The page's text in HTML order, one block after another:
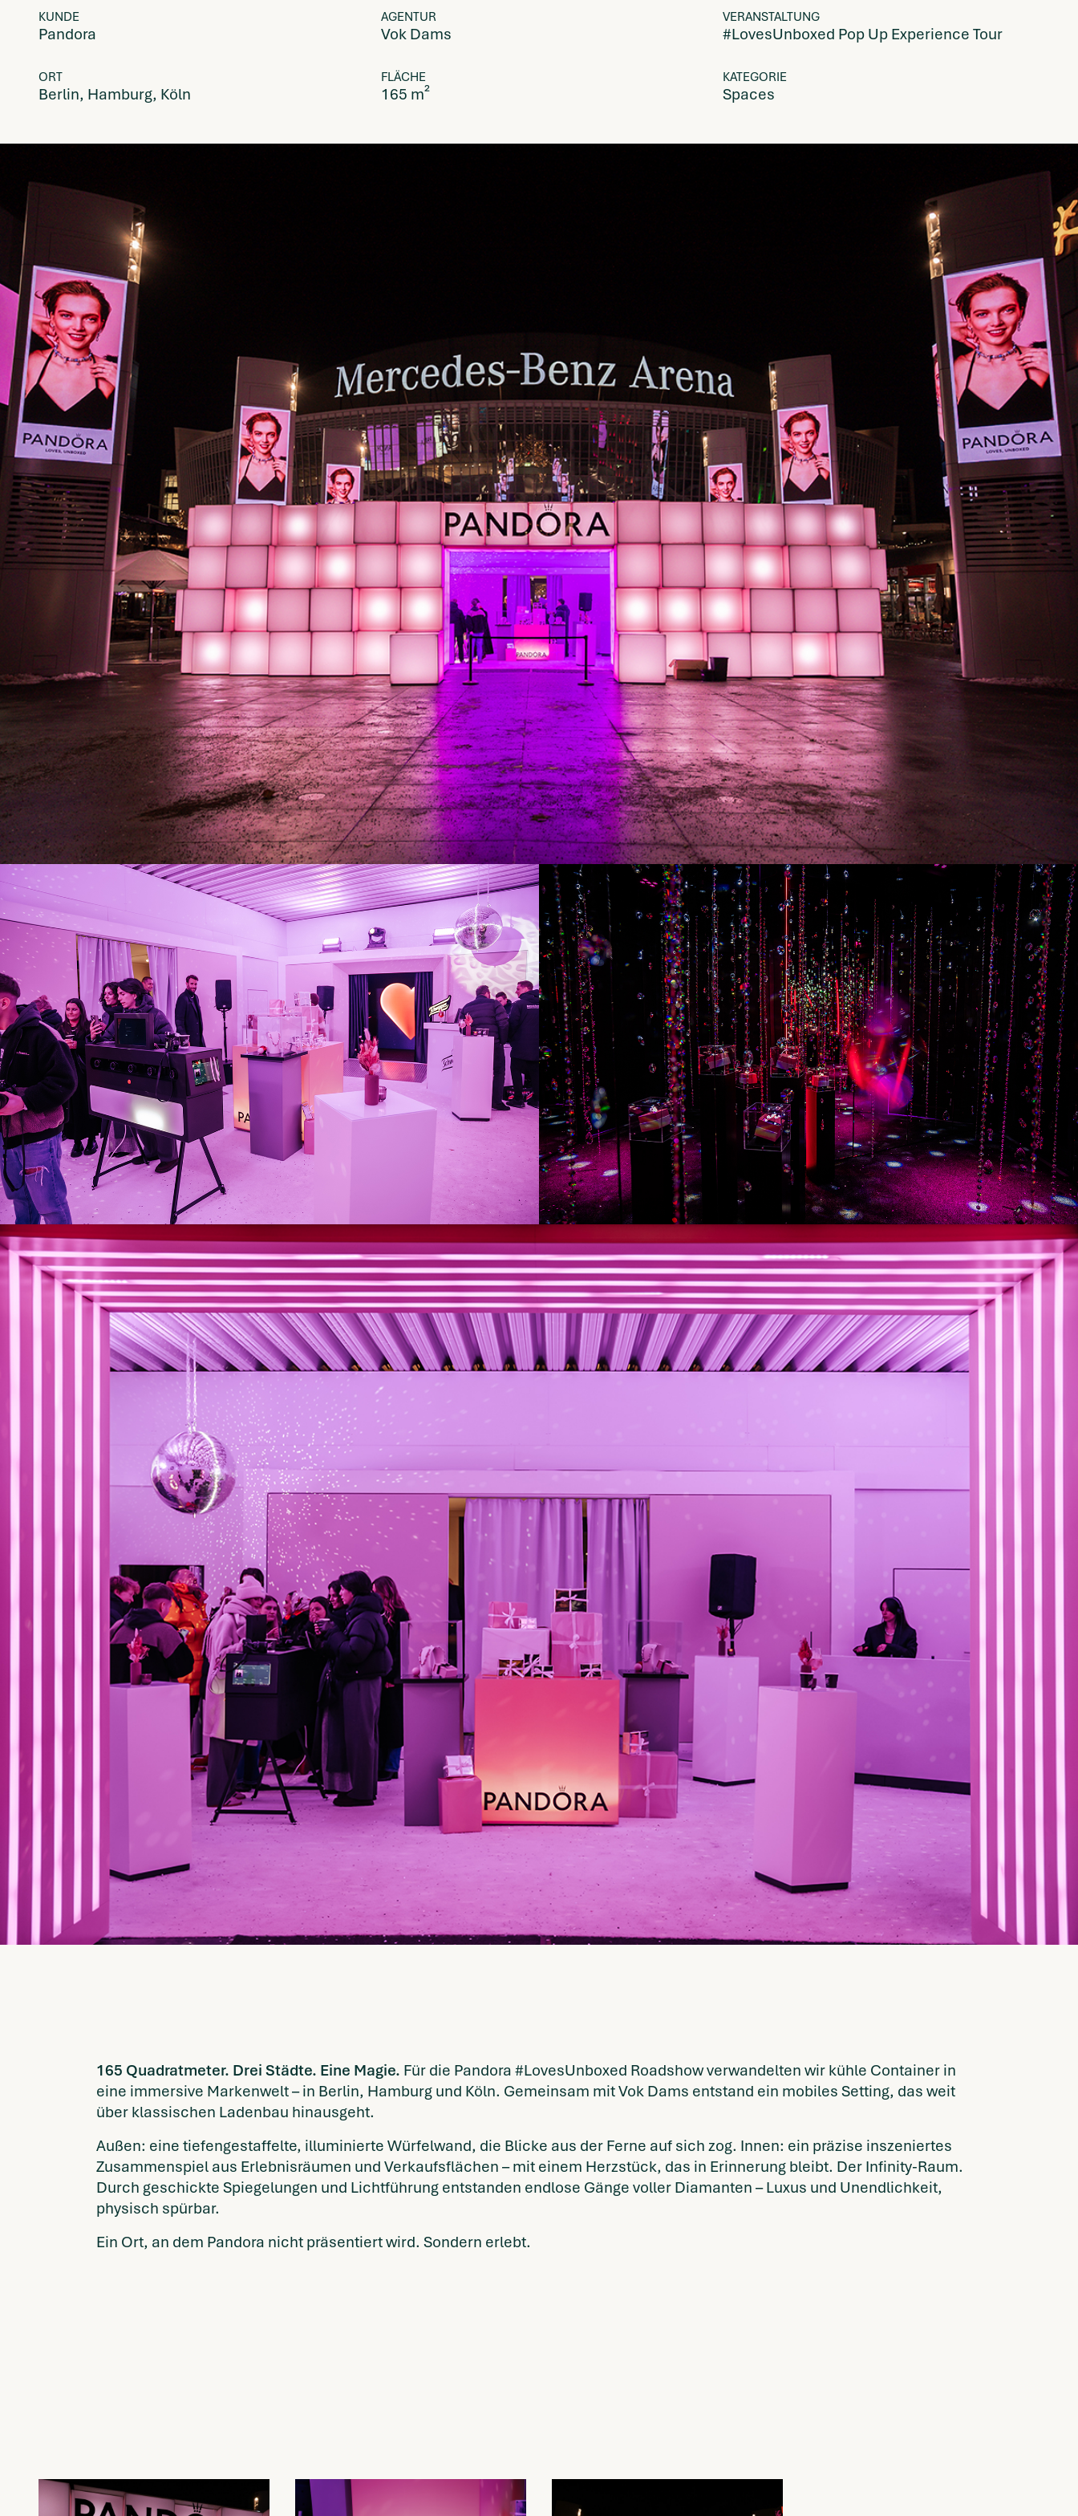
KUNDE
Pandora
AGENTUR
Vok Dams
VERANSTALTUNG
#LovesUnboxed Pop Up Experience Tour
ORT
Berlin, Hamburg, Köln
FLÄCHE
165 m²
KATEGORIE
Spaces
165 Quadratmeter. Drei Städte. Eine Magie. Für die Pandora #LovesUnboxed Roadshow verwandelten wir kühle Container in
eine immersive Markenwelt – in Berlin, Hamburg und Köln. Gemeinsam mit Vok Dams entstand ein mobiles Setting, das weit
über klassischen Ladenbau hinausgeht.
Außen: eine tiefengestaffelte, illuminierte Würfelwand, die Blicke aus der Ferne auf sich zog. Innen: ein präzise inszeniertes
Zusammenspiel aus Erlebnisräumen und Verkaufsflächen – mit einem Herzstück, das in Erinnerung bleibt. Der Infinity-Raum.
Durch geschickte Spiegelungen und Lichtführung entstanden endlose Gänge voller Diamanten – Luxus und Unendlichkeit,
physisch spürbar.
Ein Ort, an dem Pandora nicht präsentiert wird. Sondern erlebt.